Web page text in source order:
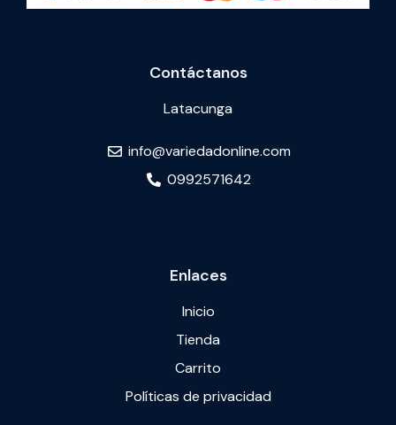
Contáctanos
Latacunga
info@variedadonline.com
0992571642
Enlaces
Inicio
Tienda
Carrito
Políticas de privacidad